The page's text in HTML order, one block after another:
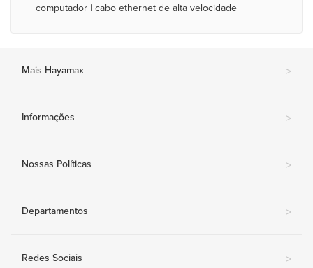
computador | cabo ethernet de alta velocidade
Mais Hayamax >
Informações >
Nossas Políticas >
Departamentos >
Redes Sociais >